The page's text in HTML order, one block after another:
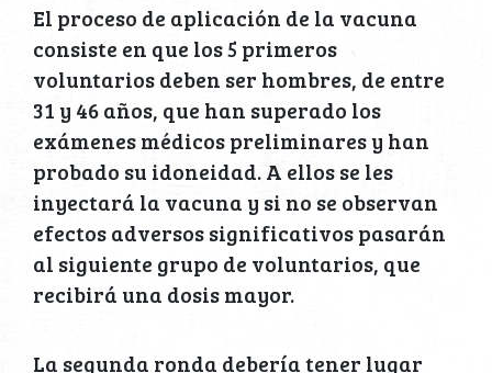
El proceso de aplicación de la vacuna
consiste en que los 5 primeros
voluntarios deben ser hombres, de entre
31 y 46 años, que han superado los
exámenes médicos preliminares y han
probado su idoneidad. A ellos se les
inyectará la vacuna y si no se observan
efectos adversos significativos pasarán
al siguiente grupo de voluntarios, que
recibirá una dosis mayor.
La segunda ronda debería tener lugar